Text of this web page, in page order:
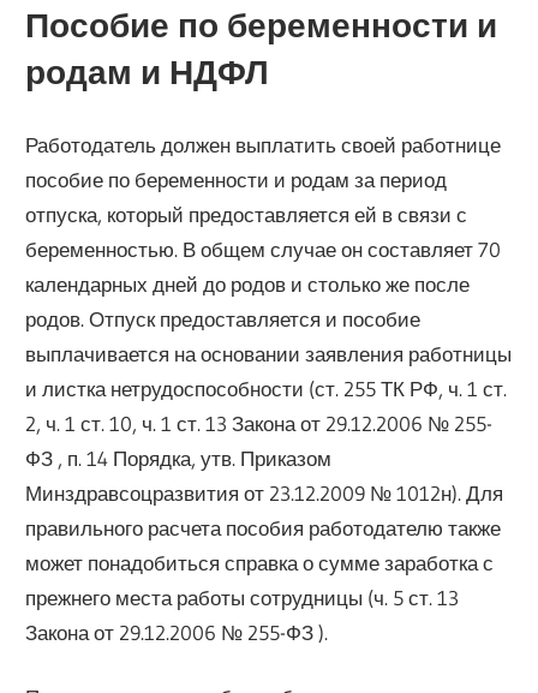
Пособие по беременности и
родам и НДФЛ
Работодатель должен выплатить своей работнице
пособие по беременности и родам за период
отпуска, который предоставляется ей в связи с
беременностью. В общем случае он составляет 70
календарных дней до родов и столько же после
родов. Отпуск предоставляется и пособие
выплачивается на основании заявления работницы
и листка нетрудоспособности (ст. 255 ТК РФ, ч. 1 ст.
2, ч. 1 ст. 10, ч. 1 ст. 13 Закона от 29.12.2006 № 255-
ФЗ , п. 14 Порядка, утв. Приказом
Минздравсоцразвития от 23.12.2009 № 1012н). Для
правильного расчета пособия работодателю также
может понадобиться справка о сумме заработка с
прежнего места работы сотрудницы (ч. 5 ст. 13
Закона от 29.12.2006 № 255-ФЗ ).